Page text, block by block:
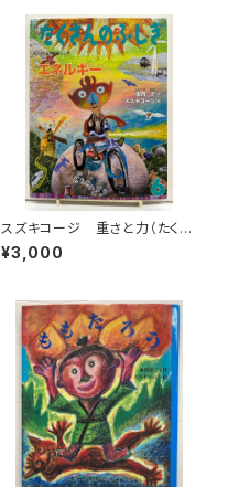
スズキコージ 重さと力（たくさ
んのふしぎ2010年４月号）エネ
ルギー（2011年６月号）池内了
¥3,000